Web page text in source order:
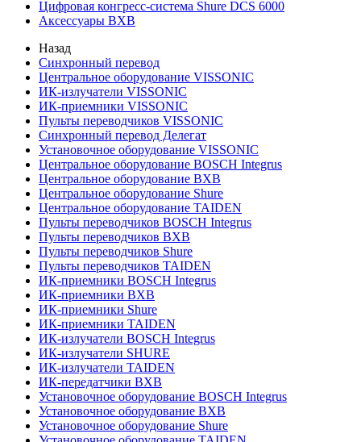
Цифровая конгресс-система Shure DCS 6000
Аксессуары BXB
Назад
Синхронный перевод
Центральное оборудование VISSONIC
ИК-излучатели VISSONIC
ИК-приемники VISSONIC
Пульты переводчиков VISSONIC
Синхронный перевод Делегат
Установочное оборудование VISSONIC
Центральное оборудование BOSCH Integrus
Центральное оборудование BXB
Центральное оборудование Shure
Центральное оборудование TAIDEN
Пульты переводчиков BOSCH Integrus
Пульты переводчиков BXB
Пульты переводчиков Shure
Пульты переводчиков TAIDEN
ИК-приемники BOSCH Integrus
ИК-приемники BXB
ИК-приемники Shure
ИК-приемники TAIDEN
ИК-излучатели BOSCH Integrus
ИК-излучатели SHURE
ИК-излучатели TAIDEN
ИК-передатчики BXB
Установочное оборудование BOSCH Integrus
Установочное оборудование BXB
Установочное оборудование Shure